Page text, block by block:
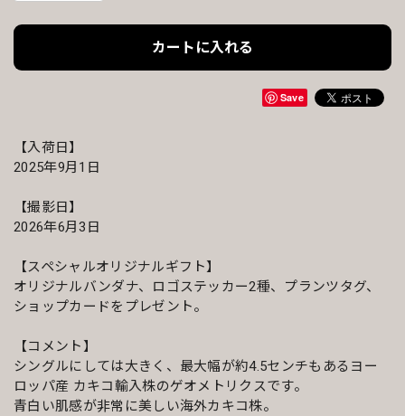
カートに入れる
Save
【入荷日】
2025年9月1日
【撮影日】
2026年6月3日
【スペシャルオリジナルギフト】
オリジナルバンダナ、ロゴステッカー2種、プランツタグ、
ショップカードをプレゼント。
【コメント】
シングルにしては大きく、最大幅が約4.5センチもあるヨー
ロッパ産 カキコ輸入株のゲオメトリクスです。
青白い肌感が非常に美しい海外カキコ株。